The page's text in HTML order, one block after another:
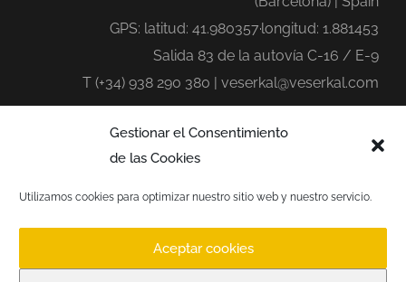
Gestionar el Consentimiento
de las Cookies
Utilizamos cookies para optimizar nuestro sitio web y nuestro servicio.
Aceptar cookies
GPS: latitud: 41.980357·longitud: 1.881453
Salida 83 de la autovía C-16 / E-9
T (+34) 938 290 380 | veserkal@veserkal.com
reservados | Desarrollado por